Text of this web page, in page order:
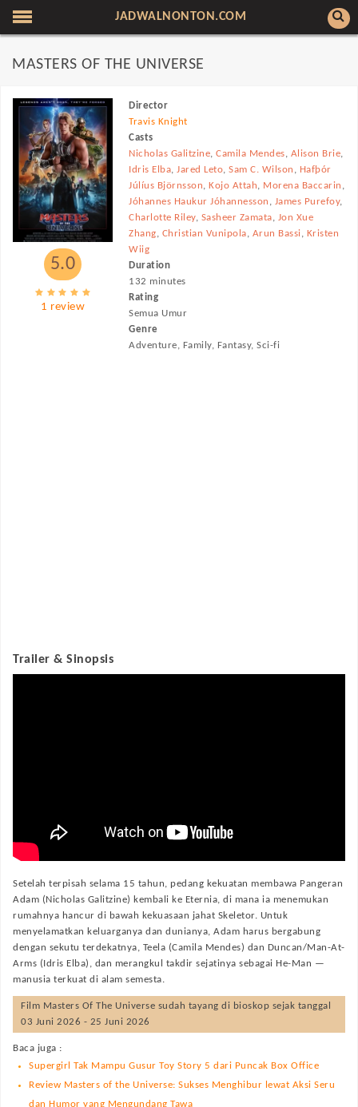
JADWALNONTON.COM
MASTERS OF THE UNIVERSE
5.0
1 review
Director
Travis Knight
Casts
Nicholas Galitzine,Camila Mendes, Alison Brie,
Idris Elba,Jared Leto,Sam C. Wilson , Hafþór
Júlíus Björnsson,Kojo Attah, Morena Baccarin ,
Jóhannes Haukur Jóhannesson , James Purefoy,
Charlotte Riley, Sasheer Zamata, Jon Xue
Zhang, Christian Vunipola, Arun Bassi, Kristen
Wiig
Duration
132 minutes
Rating
Semua Umur
Genre
Adventure, Family, Fantasy, Sci-fi
Trailer & Sinopsis
Setelah terpisah selama 15 tahun, pedang kekuatan membawa Pangeran
Adam (Nicholas Galitzine) kembali ke Eternia, di mana ia menemukan
rumahnya hancur di bawah kekuasaan jahat Skeletor. Untuk
menyelamatkan keluarganya dan dunianya, Adam harus bergabung
dengan sekutu terdekatnya, Teela (Camila Mendes) dan Duncan/Man-At-
Arms (Idris Elba), dan merangkul takdir sejatinya sebagai He-Man —
manusia terkuat di alam semesta.
Film Masters Of The Universe sudah tayang di bioskop sejak tanggal
03 Juni 2026 - 25 Juni 2026
Baca juga :
Supergirl Tak Mampu Gusur Toy Story 5 dari Puncak Box Office
Review Masters of the Universe: Sukses Menghibur lewat Aksi Seru
dan Humor yang Mengundang Tawa